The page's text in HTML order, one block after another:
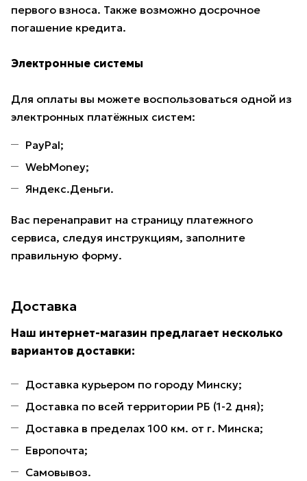
первого взноса. Также возможно досрочное
погашение кредита.
Электронные системы
Для оплаты вы можете воспользоваться одной из
электронных платёжных систем:
PayPal;
WebMoney;
Яндекс.Деньги.
Вас перенаправит на страницу платежного
сервиса, следуя инструкциям, заполните
правильную форму.
Доставка
Наш интернет-магазин предлагает несколько
вариантов доставки:
Доставка курьером по городу Минску;
Доставка по всей территории РБ (1-2 дня);
Доставка в пределах 100 км. от г. Минска;
Европочта;
Самовывоз.